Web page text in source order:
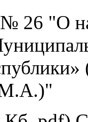
26 "О
М.А.)"